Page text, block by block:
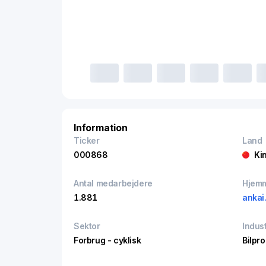
Information
Ticker
000868
Land
Antal medarbejdere
1.881
Sektor
Forbrug - cyklisk